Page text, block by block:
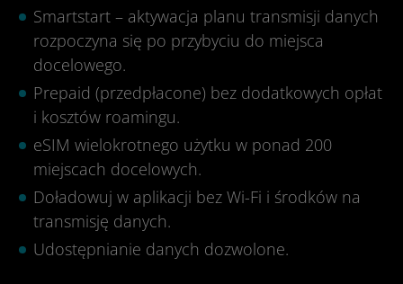
Smartstart – aktywacja planu transmisji danych
rozpoczyna się po przybyciu do miejsca
docelowego.
Prepaid (przedpłacone) bez dodatkowych opłat
i kosztów roamingu.
eSIM wielokrotnego użytku w ponad 200
miejscach docelowych.
Doładowuj w aplikacji bez Wi-Fi i środków na
transmisję danych.
Udostępnianie danych dozwolone.